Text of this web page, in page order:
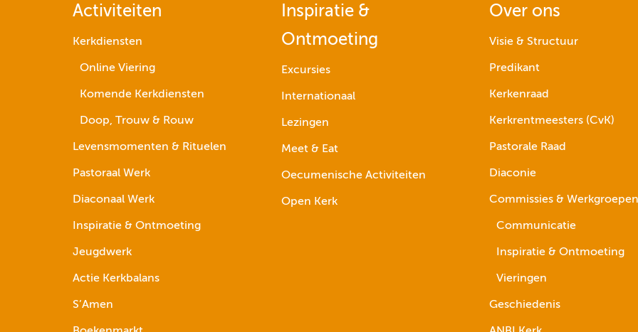
Activiteiten
Kerkdiensten
Online Viering
Komende Kerkdiensten
Doop, Trouw & Rouw
Levensmomenten & Rituelen
Pastoraal Werk
Diaconaal Werk
Inspiratie & Ontmoeting
Jeugdwerk
Actie Kerkbalans
S’Amen
Inspiratie &
Ontmoeting
Excursies
Internationaal
Lezingen
Meet & Eat
Oecumenische Activiteiten
Open Kerk
Over ons
Visie & Structuur
Predikant
Kerkenraad
Kerkrentmeesters (CvK)
Pastorale Raad
Diaconie
Commissies & Werkgroepen
Communicatie
Inspiratie & Ontmoeting
Vieringen
Geschiedenis